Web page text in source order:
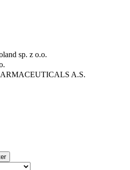
sp. z o.o.
A.S.